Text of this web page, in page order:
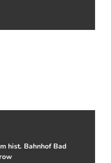
hist. Bahnhof Bad